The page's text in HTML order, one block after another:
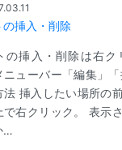
の挿入・削除
の挿入・削除は右ク
ニューバー「編集」
法 挿入したい場所の
で右クリック。 表示
…